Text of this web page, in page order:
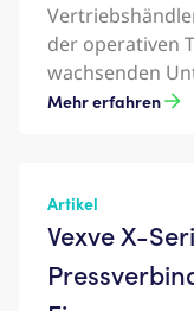
der operativen
wachsenden
Mehr erfahren
Artikel
Vexve X-